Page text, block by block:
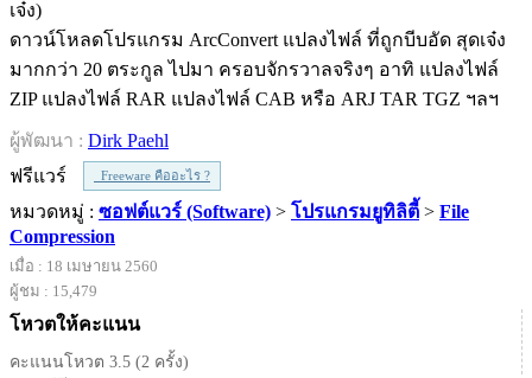
ดาวน์โหลดโปรแกรม ArcConvert แปลงไฟล์ ที่ถูกบีบอัด สุดเจ๋ง
มากกว่า 20 ตระกูล ไปมา ครอบจักรวาลจริงๆ อาทิ แปลงไฟล์
ZIP แปลงไฟล์ RAR แปลงไฟล์ CAB หรือ ARJ TAR TGZ ฯลฯ
ผู้พัฒนา : Dirk Paehl
ฟรีแวร์
Freeware คืออะไร ?
หมวดหมู่ : ซอฟต์แวร์ (Software) > โปรแกรมยูทิลิตี้ > File
Compression
เมื่อ : 18 เมษายน 2560
ผู้ชม : 15,479
โหวตให้คะแนน
คะแนนโหวต 3.5 (2 ครั้ง)